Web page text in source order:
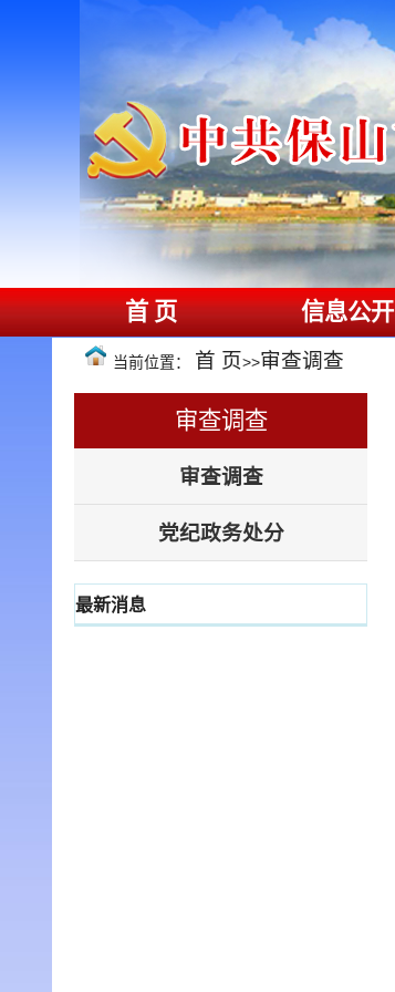
首 页 信息公开
当前位置： 首 页>>审查调查
审查调查
审查调查
党纪政务处分
最新消息